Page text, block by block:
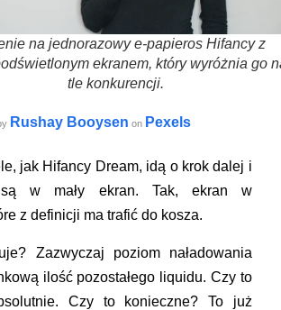
na jednorazowy e-papieros Hifancy z
ekranem, który wyróżnia go
tle konkurencji.
Rushay Booysen on Pexels
jak Hifancy Dream, idą o krok dalej i
są w mały ekran. Tak, ekran w
z definicji ma trafić do kosza.
Zazwyczaj poziom naładowania
ilość pozostałego liquidu. Czy to
Czy to konieczne? To już